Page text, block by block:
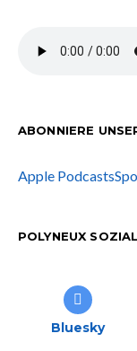
ABONNIERE
Apple Podcasts
POLYNEUX SOZIAL
Bluesky